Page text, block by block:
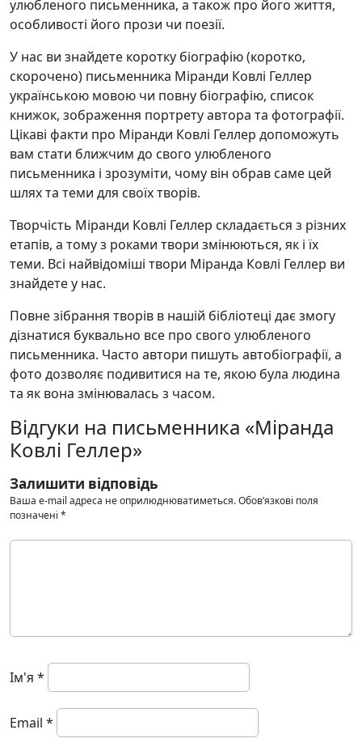
улюбленого письменника, а також про його життя,
особливості його прози чи поезії.
У нас ви знайдете коротку біографію (коротко,
скорочено) письменника Міранди Ковлі Геллер
українською мовою чи повну біографію, список
книжок, зображення портрету автора та фотографії.
Цікаві факти про Міранди Ковлі Геллер допоможуть
вам стати ближчим до свого улюбленого
письменника і зрозуміти, чому він обрав саме цей
шлях та теми для своїх творів.
Творчість Міранди Ковлі Геллер складається з різних
етапів, а тому з роками твори змінюються, як і їх
теми. Всі найвідоміші твори Міранда Ковлі Геллер ви
знайдете у нас.
Повне зібрання творів в нашій бібліотеці дає змогу
дізнатися буквально все про свого улюбленого
письменника. Часто автори пишуть автобіографії, а
фото дозволяє подивитися на те, якою була людина
та як вона змінювалась з часом.
Відгуки на письменника «Міранда
Ковлі Геллер»
Залишити відповідь
Ваша e-mail адреса не оприлюднюватиметься.Обов’язкові поля
позначені *
Ім'я *
Email *